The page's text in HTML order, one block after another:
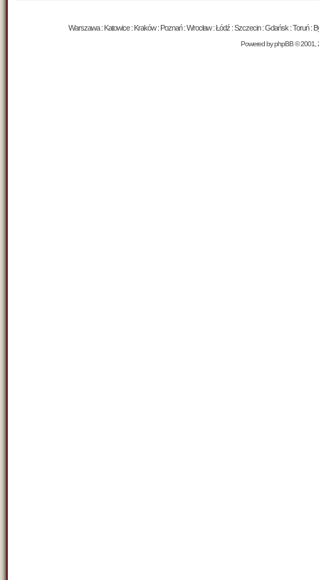
Warszawa : Katowice : Kraków : Poznań : Wrocław : Łódź : Szczecin : Gdańsk : Toruń :
Powered byphpBB© 2001,